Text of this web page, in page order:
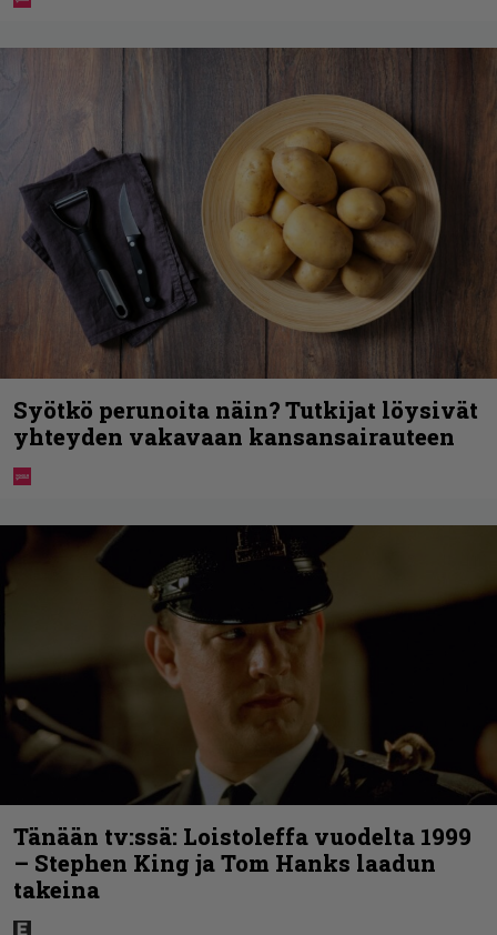
Syötkö perunoita näin? Tutkijat löysivät
yhteyden vakavaan kansansairauteen
Tänään tv:ssä: Loistoleffa vuodelta 1999
– Stephen King ja Tom Hanks laadun
takeina